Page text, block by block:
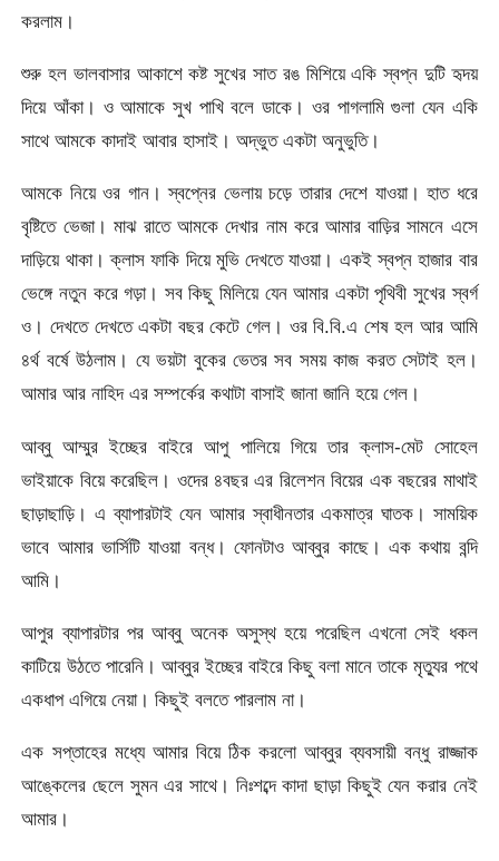
করলাম।
শুরু হল ভালবাসার আকাশে কষ্ট সুখের সাত রঙ মিশিয়ে একি স্বপ্ন দুটি হৃদয়
দিয়ে আঁকা। ও আমাকে সুখ পাখি বলে ডাকে। ওর পাগলামি গুলা যেন একি
সাথে আমকে কাদাই আবার হাসাই। অদ্ভুত একটা অনুভুতি।
আমকে নিয়ে ওর গান। স্বপ্নের ভেলায় চড়ে তারার দেশে যাওয়া। হাত ধরে
বৃষ্টিতে ভেজা। মাঝ রাতে আমকে দেখার নাম করে আমার বাড়ির সামনে এসে
দাড়িয়ে থাকা। ক্লাস ফাকি দিয়ে মুভি দেখতে যাওয়া। একই স্বপ্ন হাজার বার
ভেঙ্গে নতুন করে গড়া। সব কিছু মিলিয়ে যেন আমার একটা পৃথিবী সুখের স্বর্গ
ও। দেখতে দেখতে একটা বছর কেটে গেল। ওর বি.বি.এ শেষ হল আর আমি
৪র্থ বর্ষে উঠলাম। যে ভয়টা বুকের ভেতর সব সময় কাজ করত সেটাই হল।
আমার আর নাহিদ এর সম্পর্কের কথাটা বাসাই জানা জানি হয়ে গেল।
আব্বু আম্মুর ইচ্ছের বাইরে আপু পালিয়ে গিয়ে তার ক্লাস-মেট সোহেল
ভাইয়াকে বিয়ে করেছিল। ওদের ৪বছর এর রিলেশন বিয়ের এক বছরের মাথাই
ছাড়াছাড়ি। এ ব্যাপারটাই যেন আমার স্বাধীনতার একমাত্র ঘাতক। সাময়িক
ভাবে আমার ভার্সিটি যাওয়া বন্ধ। ফোনটাও আব্বুর কাছে। এক কথায় বন্দি
আমি।
আপুর ব্যাপারটার পর আব্বু অনেক অসুস্থ হয়ে পরেছিল এখনো সেই ধকল
কাটিয়ে উঠতে পারেনি। আব্বুর ইচ্ছের বাইরে কিছু বলা মানে তাকে মৃত্যুর পথে
একধাপ এগিয়ে নেয়া। কিছুই বলতে পারলাম না।
এক সপ্তাহের মধ্যে আমার বিয়ে ঠিক করলো আব্বুর ব্যবসায়ী বন্ধু রাজ্জাক
আঙ্কেলের ছেলে সুমন এর সাথে। নিঃশব্দে কাদা ছাড়া কিছুই যেন করার নেই
আমার।